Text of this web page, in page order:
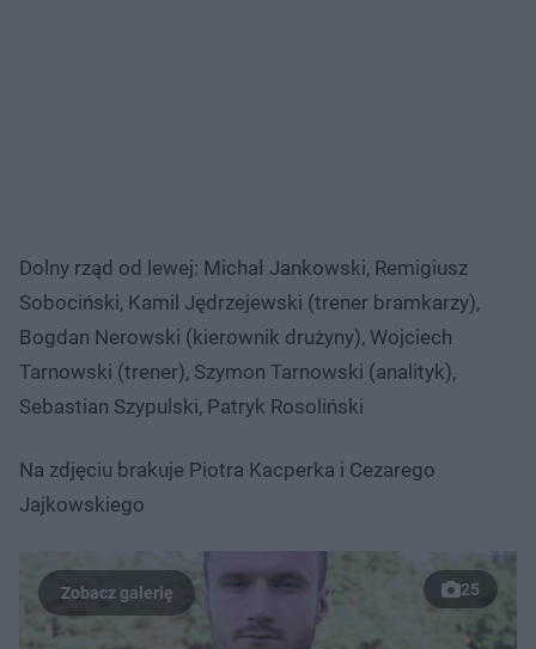
Dolny rząd od lewej: Michał Jankowski, Remigiusz
Sobociński, Kamil Jędrzejewski (trener bramkarzy),
Bogdan Nerowski (kierownik drużyny), Wojciech
Tarnowski (trener), Szymon Tarnowski (analityk),
Sebastian Szypulski, Patryk Rosoliński
Na zdjęciu brakuje Piotra Kacperka i Cezarego
Jajkowskiego
25